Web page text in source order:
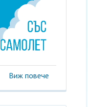
Виж повече